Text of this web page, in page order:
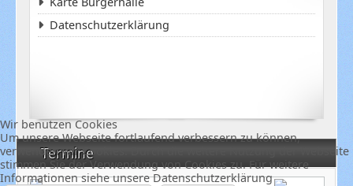
Termine
Datenschutzerklärung
Wir benutzen Cookies
Um unsere Webseite fortlaufend verbessern zu können,
verwenden wir Cookies. Durch die weitere Nutzung der Webseite
stimmen Sie der Verwendung von Cookies zu. Für weitere
Informationen siehe unsere Datenschutzerklärung